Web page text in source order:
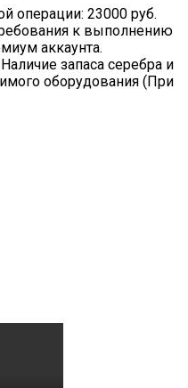
операции: 23000 руб.
к выполнению
аккаунта.
запаса серебра и
оборудования (При